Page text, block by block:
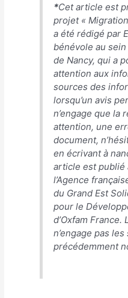
*Cet article est
projet «
a été rédigé par
bénévole au
de Nancy, qui a
attention aux
sources des
lorsqu’un avis
n’engage que la
attention, une
document,
en écrivant à
article est publié
l’Agence
du Grand Est
pour le
d’Oxfam
n’engage pas
précédemment